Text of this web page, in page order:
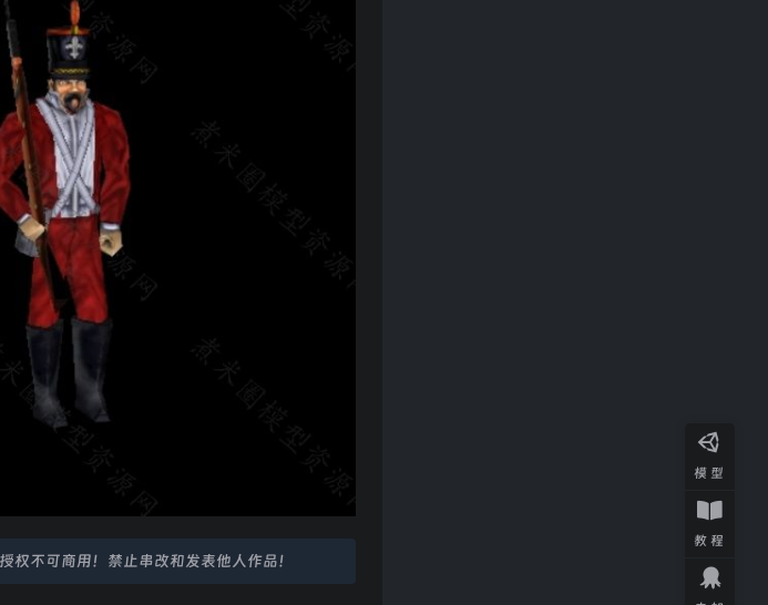
不可商用！禁止串改和发表他人作品！
模型
教程